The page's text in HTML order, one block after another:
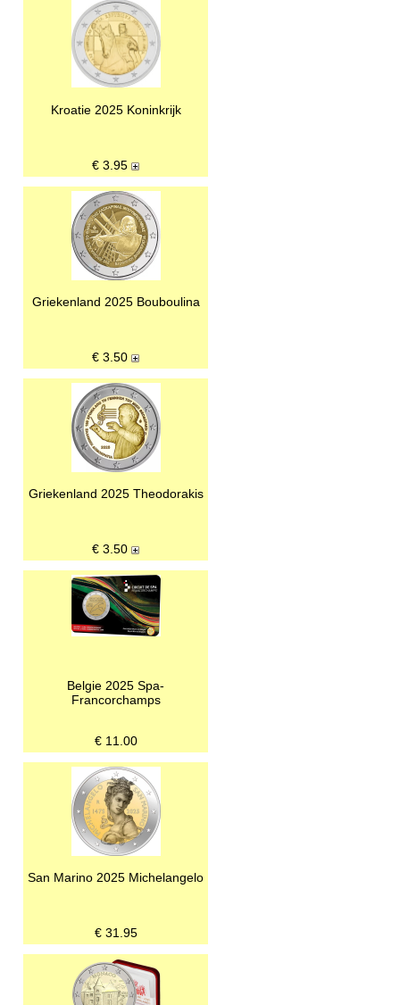
Kroatie 2025 Koninkrijk
€ 3.95
Griekenland 2025 Bouboulina
€ 3.50
Griekenland 2025 Theodorakis
€ 3.50
Belgie 2025 Spa-
Francorchamps
€ 11.00
San Marino 2025 Michelangelo
€ 31.95